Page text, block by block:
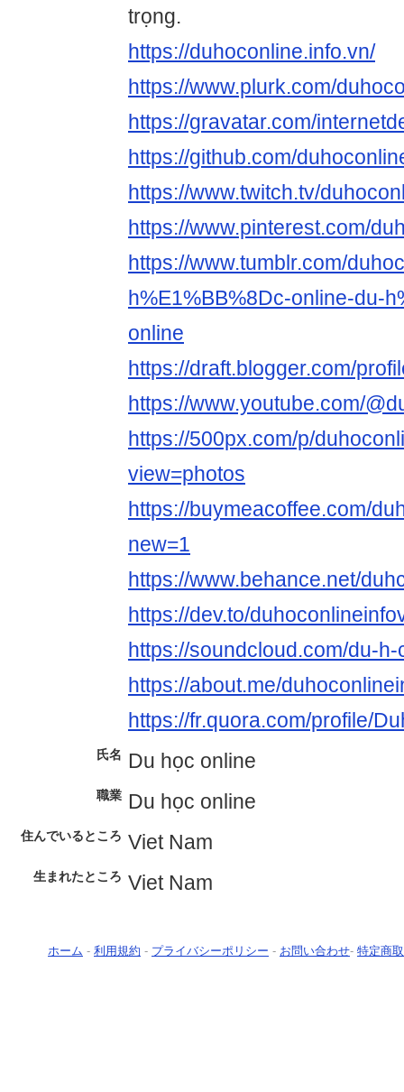
trọng.
https://duhoconline.info.vn/
https://www.plurk.com/
https://gravatar.com/
https://github.com/
https://www.twitch.tv/
https://www.pinterest.com/
https://www.tumblr.com/
h%E1%BB%8Dc-online-du-
online
https://draft.blogger.com/
https://www.youtube.com/
https://500px.com/p/
view=photos
https://buymeacoffee.com/
new=1
https://www.behance.net/
https://dev.to/
https://soundcloud.com/du-
https://about.me/
https://fr.quora.com/profile/
氏名 Du học online
職業 Du học online
住んでいるところ Viet Nam
生まれたところ Viet Nam
ホーム - 利用規約 - プライバシーポリシー - お問い合わせ- 特定商